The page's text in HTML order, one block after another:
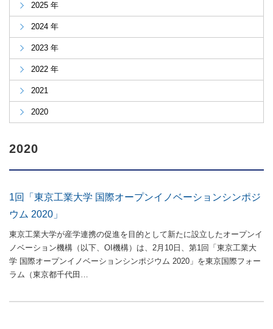
2025 年
2024 年
2023 年
2022 年
2021
2020
2020
1回「東京工業大学 国際オープンイノベーションシンポジ
ウム 2020」
東京工業大学が産学連携の促進を目的として新たに設立したオープンイ
ノベーション機構（以下、OI機構）は、2月10日、第1回「東京工業大
学 国際オープンイノベーションシンポジウム 2020」を東京国際フォー
ラム（東京都千代田…